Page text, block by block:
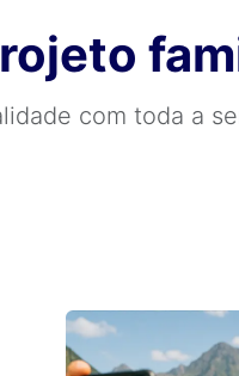
com toda a